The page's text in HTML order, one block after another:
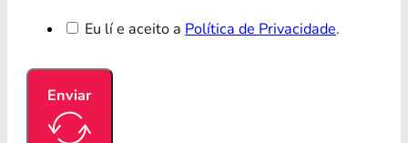
Eu lí e aceito aPolítica de Privacidade.
Enviar